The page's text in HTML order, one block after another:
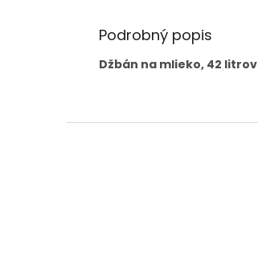
Podrobný popis
Džbán na mlieko, 42 litrov